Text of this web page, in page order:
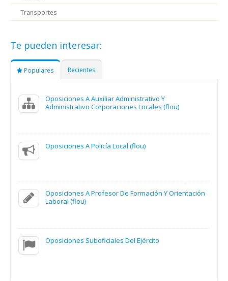
Transportes
Te pueden interesar:
Populares Recientes
Oposiciones A Auxiliar Administrativo Y
Administrativo Corporaciones Locales (flou)
Oposiciones A Policía Local (flou)
Oposiciones A Profesor De Formación Y Orientación
Laboral (flou)
Oposiciones Suboficiales Del Ejército